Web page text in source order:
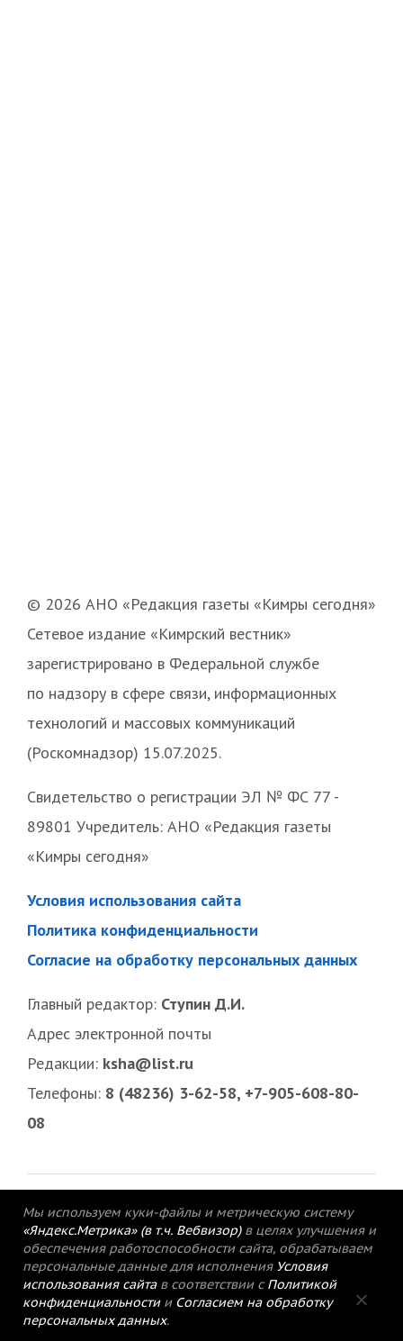
© 2026 АНО «Редакция газеты «Кимры сегодня»
Сетевое издание «Кимрский вестник»
зарегистрировано в Федеральной службе
по надзору в сфере связи, информационных
технологий и массовых коммуникаций
(Роскомнадзор) 15.07.2025.
Свидетельство о регистрации ЭЛ № ФС 77 -
89801 Учредитель: АНО «Редакция газеты
«Кимры сегодня»
Условия использования сайта
Политика конфиденциальности
Согласие на обработку персональных данных
Главный редактор: Ступин Д.И.
Адрес электронной почты
Редакции: ksha@list.ru
Телефоны: 8 (48236) 3-62-58, +7-905-608-80-
08
© 2015-2021 Редакция газеты «Кимрский
Мы используем куки-файлы и метрическую систему
«Яндекс.Метрика» (в т.ч. Вебвизор) в целях улучшения и
обеспечения работоспособности сайта, обрабатываем
персональные данные для исполнения Условия
использования сайтав соответствии с Политикой
конфиденциальностии Согласием на обработку
персональных данных.